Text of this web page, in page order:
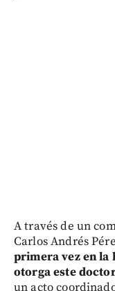
A través de un
Carlos Andrés
primera vez en la
otorga este
un acto